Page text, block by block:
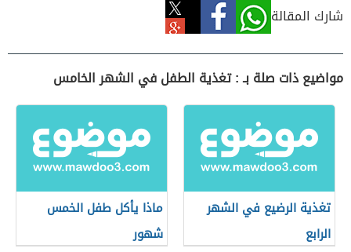
شارك المقالة
مواضيع ذات صلة بـ : تغذية الطفل في الشهر الخامس
تغذية الرضيع في الشهر
الرابع
ماذا يأكل طفل الخمس
شهور